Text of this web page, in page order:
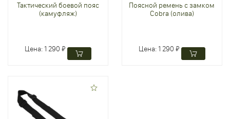
Тактический боевой пояс
(камуфляж)
Цена:1 290 ₽
Поясной ремень с замком
Cobra (олива)
Цена:1 290 ₽